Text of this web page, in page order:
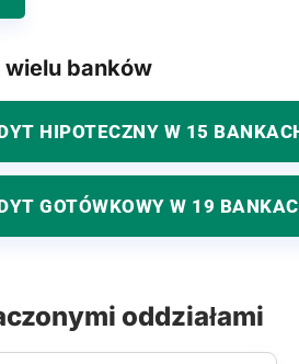
banków
HIPOTECZNY W 15
GOTÓWKOWY W 19
oddziałami